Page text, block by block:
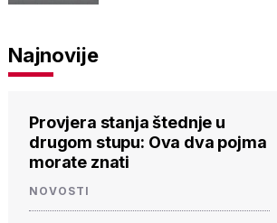
Najnovije
Provjera stanja štednje u
drugom stupu: Ova dva pojma
morate znati
NOVOSTI